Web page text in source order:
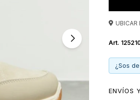
UBICAR
¿Sos
ENVÍOS